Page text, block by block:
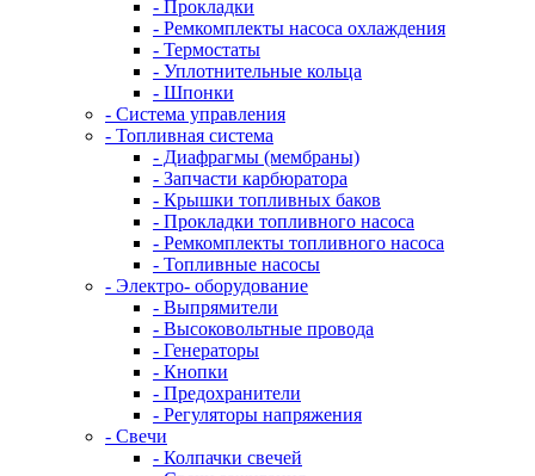
- Прокладки
- Ремкомплекты насоса охлаждения
- Термостаты
- Уплотнительные кольца
- Шпонки
- Система управления
- Топливная система
- Диафрагмы (мембраны)
- Запчасти карбюратора
- Крышки топливных баков
- Прокладки топливного насоса
- Ремкомплекты топливного насоса
- Топливные насосы
- Электро- оборудование
- Выпрямители
- Высоковольтные провода
- Генераторы
- Кнопки
- Предохранители
- Регуляторы напряжения
- Свечи
- Колпачки свечей